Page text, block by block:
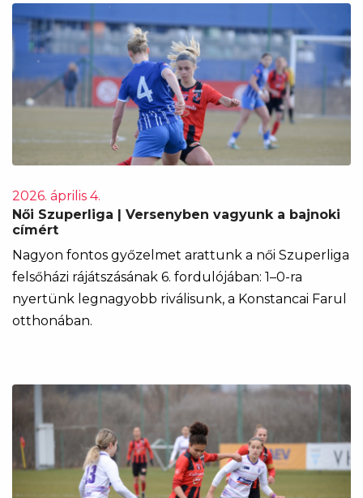
2026. április 4.
Női Szuperliga | Versenyben vagyunk a bajnoki
címért
Nagyon fontos győzelmet arattunk a női Szuperliga
felsőházi rájátszásának 6. fordulójában: 1–0-ra
nyertünk legnagyobb riválisunk, a Konstancai Farul
otthonában.